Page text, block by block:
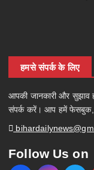
हमसे संपर्क के लिए
आपकी जानकारी और सुझाव
संपर्क करें। आप हमें फेसबुक,
Follow Us on